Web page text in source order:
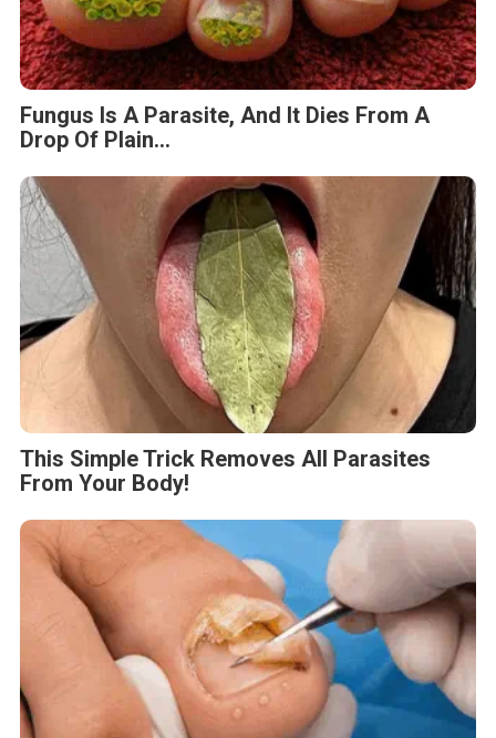
Fungus Is A Parasite, And It Dies From A
Drop Of Plain...
This Simple Trick Removes All Parasites
From Your Body!